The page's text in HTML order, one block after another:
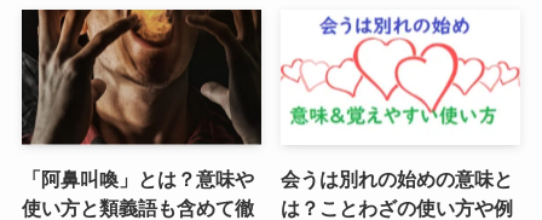
「阿鼻叫喚」とは？意味や
使い方と類義語も含めて徹
会うは別れの始めの意味と
は？ことわざの使い方や例